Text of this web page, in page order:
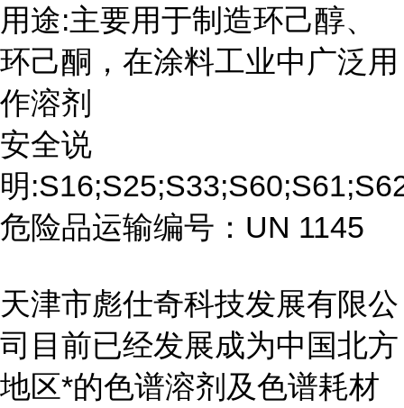
用途:主要用于制造环己醇、
环己酮，在涂料工业中广泛用
作溶剂
安全说
明
危险品运输编号：UN 1145
天津市彪仕奇科技发展有限公
司目前已经发展成为中国北方
地区*的色谱溶剂及色谱耗材